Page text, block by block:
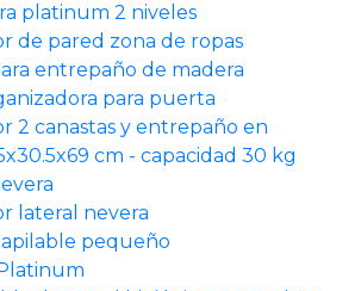
platinum 2 niveles
de pared zona de ropas
entrepaño de madera
para puerta
2 canastas y entrepaño en
cm - capacidad 30 kg
lateral nevera
pequeño